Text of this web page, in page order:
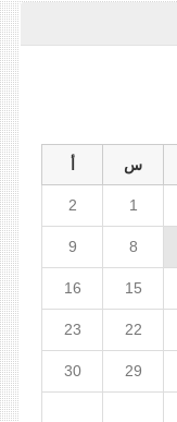
س
1
2
8
9
15
16
22
23
29
30